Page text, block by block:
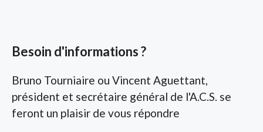
Besoin d'informations ?
Bruno Tourniaire ou Vincent Aguettant,
président et secrétaire général de l'A.C.S. se
feront un plaisir de vous répondre